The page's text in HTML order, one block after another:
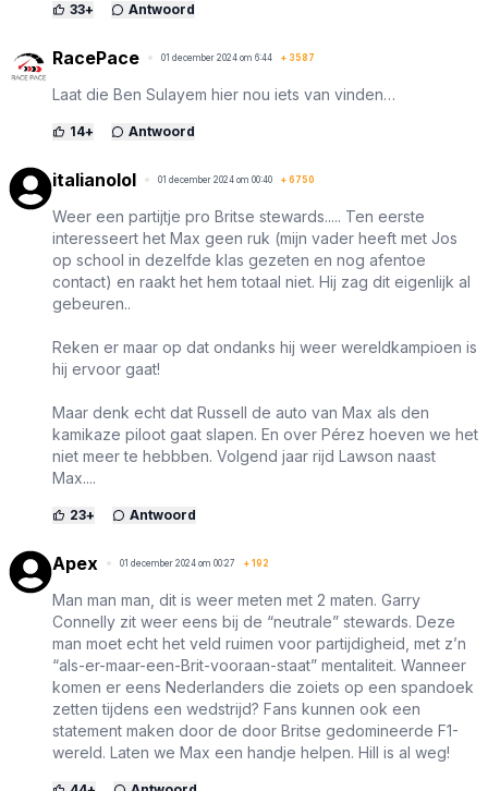
33+ Antwoord
RacePace 01 december 2024 om 6:44 + 3587
Laat die Ben Sulayem hier nou iets van vinden…
14+ Antwoord
italianolol 01 december 2024 om 00:40 + 6750
Weer een partijtje pro Britse stewards..... Ten eerste
interesseert het Max geen ruk (mijn vader heeft met Jos
op school in dezelfde klas gezeten en nog afentoe
contact) en raakt het hem totaal niet. Hij zag dit eigenlijk al
gebeuren..
Reken er maar op dat ondanks hij weer wereldkampioen is
hij ervoor gaat!
Maar denk echt dat Russell de auto van Max als den
kamikaze piloot gaat slapen. En over Pérez hoeven we het
niet meer te hebbben. Volgend jaar rijd Lawson naast
Max....
23+ Antwoord
Apex 01 december 2024 om 00:27 + 192
Man man man, dit is weer meten met 2 maten. Garry
Connelly zit weer eens bij de “neutrale” stewards. Deze
man moet echt het veld ruimen voor partijdigheid, met z’n
“als-er-maar-een-Brit-vooraan-staat” mentaliteit. Wanneer
komen er eens Nederlanders die zoiets op een spandoek
zetten tijdens een wedstrijd? Fans kunnen ook een
statement maken door de door Britse gedomineerde F1-
wereld. Laten we Max een handje helpen. Hill is al weg!